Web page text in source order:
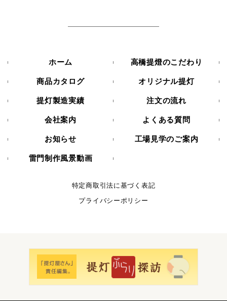
ホーム 高橋提燈のこだわり
商品カタログ オリジナル提灯
提灯製造実績 注文の流れ
会社案内 よくある質問
お知らせ 工場見学のご案内
雷門制作風景動画
特定商取引法に基づく表記
プライバシーポリシー